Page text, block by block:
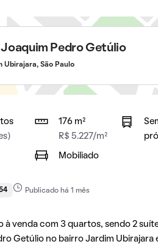
Joaquim Pedro Getúlio
Ubirajara, São Paulo
176 m²
R$ 5.227/m²
Mobiliado
Publicado há 1 mês
à venda com 3 quartos, sendo 2
Getúlio no bairro Jardim Ubirajara